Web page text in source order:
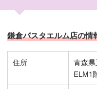
鎌倉パスタエルム店の情
住所
青森
ELM1